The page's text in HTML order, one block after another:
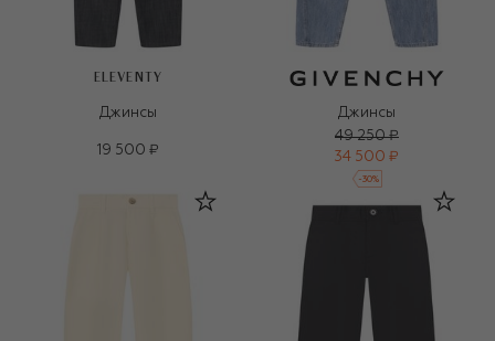
ELEVENTY
Джинсы
19 500 ₽
Джинсы
49 250 ₽
34 500 ₽
-30%